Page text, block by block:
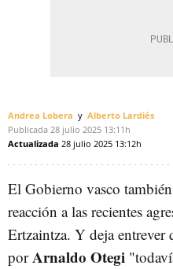
Andrea Lobera
Alberto Lardiés
Publicada 28 julio 2025 13:11h
Actualizada 28 julio 2025 13:12h
El Gobierno vasco
reacción a las recientes
Ertzaintza. Y deja
porArnaldo Otegi